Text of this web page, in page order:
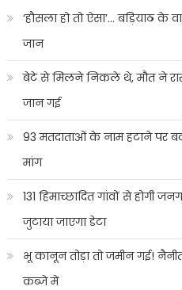
‘हौसला हो तो ऐसा’… बड़ियाठ
जान
बेटे से मिलने निकले थे, मौत ने
जान गई
93 मतदाताओं के नाम हटाने पर
मांग
131 हिमाच्छादित गांवों से
जुटाया जाएगा डेटा
भू कानून तोड़ा तो जमीन गई!
कब्जे में